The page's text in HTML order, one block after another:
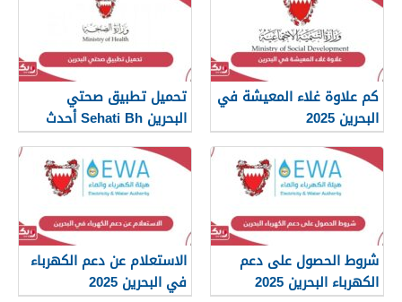
كم علاوة غلاء المعيشة في
البحرين 2025
تحميل تطبيق صحتي
البحرين Sehati Bh أحدث
إصدار 2025
شروط الحصول على دعم
الكهرباء البحرين 2025
الاستعلام عن دعم الكهرباء
في البحرين 2025